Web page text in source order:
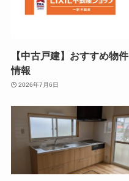
【中古戸建】おすすめ物件
情報
2026年7月6日